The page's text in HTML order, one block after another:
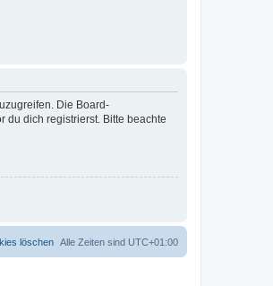
Die Board-
du dich registrierst. Bitte beachte
Alle Zeiten sind UTC+01:00
löschen